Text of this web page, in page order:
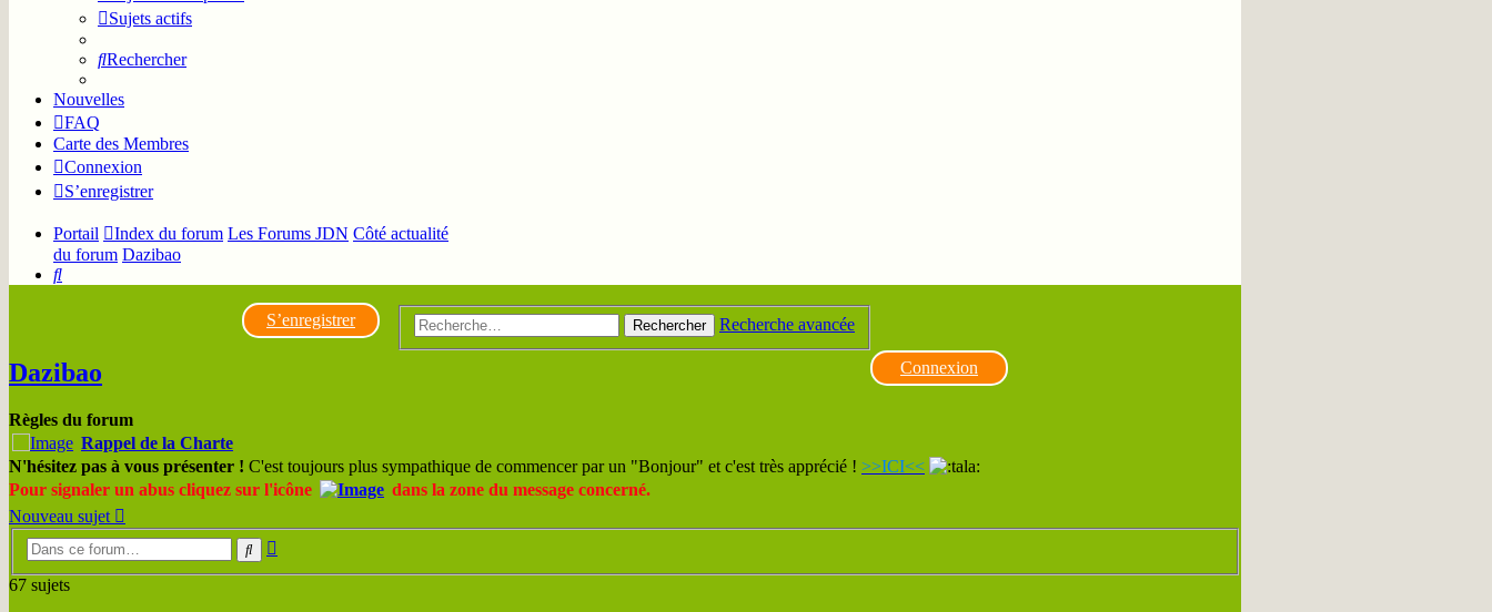
Sujets actifs
Rechercher
Nouvelles
FAQ
Carte des Membres
Connexion
S’enregistrer
Portail Index du forum Les Forums JDN Côté actualité
du forum Dazibao
Rechercher
S’enregistrer Rechercher Recherche avancée
Connexion
Dazibao
Règles du forum
Rappel de la Charte
N'hésitez pas à vous présenter ! C'est toujours plus sympathique de commencer par un "Bonjour" et c'est très apprécié ! >>ICI<<
Pour signaler un abus cliquez sur l'icône
dans la zone du message concerné.
Nouveau sujet
Rechercher
67 sujets